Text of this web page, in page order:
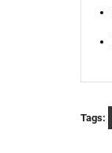
Tags: